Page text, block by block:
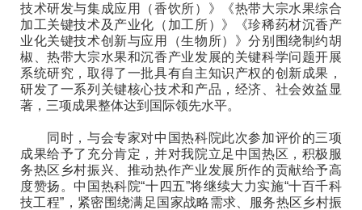
技术研发与集成应用（香饮所）》《热带大宗水果综合
加工关键技术及产业化（加工所）》《珍稀药材沉香产
业化关键技术创新与应用（生物所）》分别围绕制约胡
椒、热带大宗水果和沉香产业发展的关键科学问题开展
系统研究，取得了一批具有自主知识产权的创新成果，
研发了一系列关键核心技术和产品，经济、社会效益显
著，三项成果整体达到国际领先水平。
同时，与会专家对中国热科院此次参加评价的三项
成果给予了充分肯定，并对我院立足中国热区，积极服
务热区乡村振兴、推动热作产业发展所作的贡献给予高
度赞扬。中国热科院“十四五”将继续大力实施“十百千科
技工程”，紧密围绕满足国家战略需求、服务热区乡村振